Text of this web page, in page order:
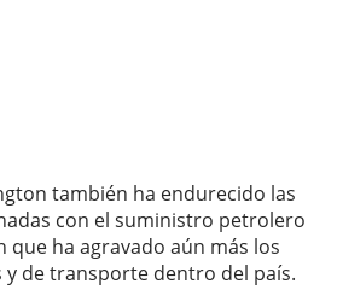
también ha endurecido las
con el suministro petrolero
que ha agravado aún más los
de transporte dentro del país.